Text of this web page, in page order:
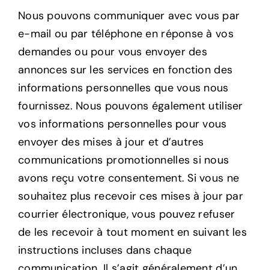
Nous pouvons communiquer avec vous par
e-mail ou par téléphone en réponse à vos
demandes ou pour vous envoyer des
annonces sur les services en fonction des
informations personnelles que vous nous
fournissez. Nous pouvons également utiliser
vos informations personnelles pour vous
envoyer des mises à jour et d’autres
communications promotionnelles si nous
avons reçu votre consentement. Si vous ne
souhaitez plus recevoir ces mises à jour par
courrier électronique, vous pouvez refuser
de les recevoir à tout moment en suivant les
instructions incluses dans chaque